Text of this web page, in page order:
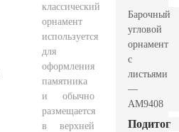
классический
орнамент
используется
для
оформления
памятника
и обычно
размещается
в верхней
Барочный
угловой
орнамент
с
листьями
—
AM9408
Подитог